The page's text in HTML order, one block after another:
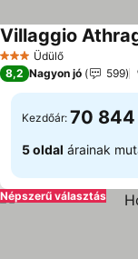
3 Kategória
Üdülő
Villaggio
8,2 Nagyon jó 599
Kezdőár: 70 844
5 oldal árainak
Népszerű választás